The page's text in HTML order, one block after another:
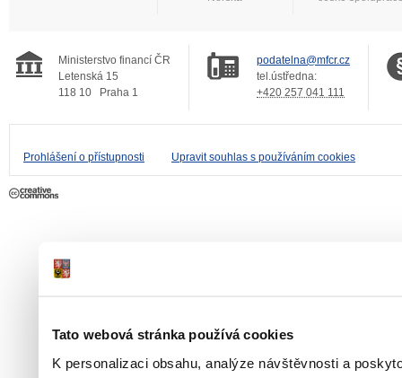
Tato webová stránka používá cookies
K personalizaci obsahu, analýze návštěvnosti a
Ministerstvo financí ČR
Letenská 15
118 10
Praha 1
podatelna@mfcr.cz
tel.ústředna:
+420 257 041 111
Prohlášení o přístupnosti Upravit souhlas s používáním cookies